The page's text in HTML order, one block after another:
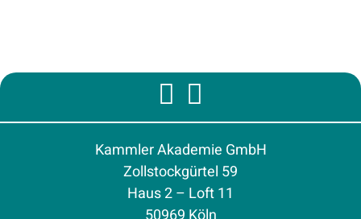
Kammler Akademie GmbH
Zollstockgürtel 59
Haus 2 – Loft 11